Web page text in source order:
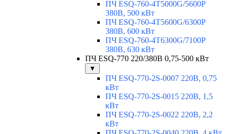
ПЧ ESQ-760-4T5000G/5600P
380В, 500 кВт
ПЧ ESQ-760-4T5600G/6300P
380В, 600 кВт
ПЧ ESQ-760-4T6300G/7100P
380В, 630 кВт
ПЧ ESQ-770 220/380В 0,75-500 кВт
▼
ПЧ ESQ-770-2S-0007 220В, 0,75
кВт
ПЧ ESQ-770-2S-0015 220В, 1,5
кВт
ПЧ ESQ-770-2S-0022 220В, 2,2
кВт